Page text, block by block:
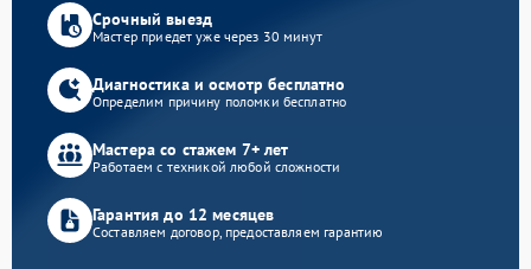
Срочный выезд
Мастер приедет уже через 30 минут
Диагностика и осмотр бесплатно
Определим причину поломки бесплатно
Мастера со стажем 7+ лет
Работаем с техникой любой сложности
Гарантия до 12 месяцев
Составляем договор, предоставляем гарантию